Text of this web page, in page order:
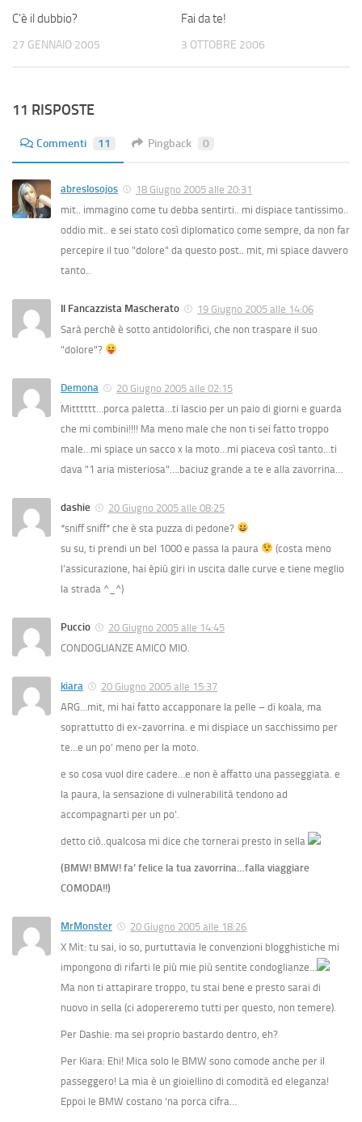
C’è il dubbio?
27 GENNAIO 2005
Fai da te!
3 OTTOBRE 2006
11 RISPOSTE
Commenti 11 Pingback 0
abreslosojos
18 Giugno 2005 alle 20:31
mit.. immagino come tu debba sentirti.. mi dispiace tantissimo..
oddio mit.. e sei stato così diplomatico come sempre, da non far
percepire il tuo "dolore" da questo post.. mit, mi spiace davvero
tanto..
Il Fancazzista Mascherato
19 Giugno 2005 alle 14:06
Sarà perchè è sotto antidolorifici, che non traspare il suo
"dolore"?
Demona
20 Giugno 2005 alle 02:15
Mitttttt…porca paletta…ti lascio per un paio di giorni e guarda
che mi combini!!!! Ma meno male che non ti sei fatto troppo
male…mi spiace un sacco x la moto…mi piaceva così tanto…ti
dava "1 aria misteriosa"….baciuz grande a te e alla zavorrina…
dashie
20 Giugno 2005 alle 08:25
*sniff sniff* che è sta puzza di pedone?
su su, ti prendi un bel 1000 e passa la paura
(costa meno
l’assicurazione, hai èpiù giri in uscita dalle curve e tiene meglio
la strada ^_^)
Puccio
20 Giugno 2005 alle 14:45
CONDOGLIANZE AMICO MIO.
kiara
20 Giugno 2005 alle 15:37
ARG…mit, mi hai fatto accapponare la pelle – di koala, ma
soprattutto di ex-zavorrina. e mi dispiace un sacchissimo per
te…e un po’ meno per la moto.
e so cosa vuol dire cadere…e non è affatto una passeggiata. e
la paura, la sensazione di vulnerabilità tendono ad
accompagnarti per un po’.
detto ciò..qualcosa mi dice che tornerai presto in sella
(BMW! BMW! fa’ felice la tua zavorrina…falla viaggiare
COMODA!!)
MrMonster
20 Giugno 2005 alle 18:26
X Mit: tu sai, io so, purtuttavia le convenzioni blogghistiche mi
impongono di rifarti le più mie più sentite condoglianze…
Ma non ti attapirare troppo, tu stai bene e presto sarai di
nuovo in sella (ci adopereremo tutti per questo, non temere).
Per Dashie: ma sei proprio bastardo dentro, eh?
Per Kiara: Ehi! Mica solo le BMW sono comode anche per il
passeggero! La mia è un gioiellino di comodità ed eleganza!
Eppoi le BMW costano ‘na porca cifra…